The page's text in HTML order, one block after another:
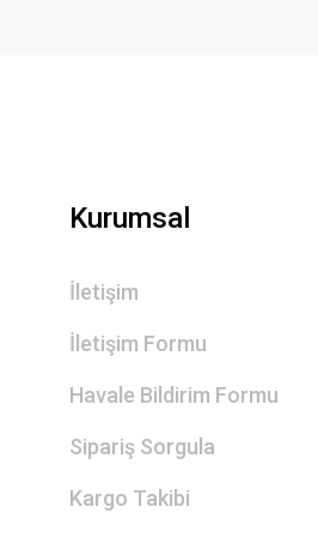
Kurumsal
İletişim
İletişim Formu
Havale Bildirim Formu
Sipariş Sorgula
Kargo Takibi